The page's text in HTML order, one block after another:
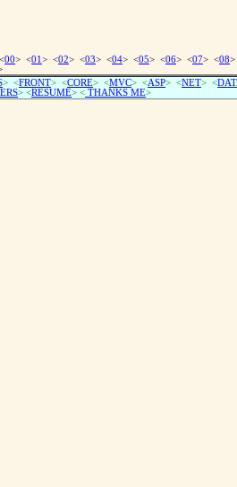
<00> <01> <02> <03> <04> <05> <06> <07> <08
> <FRONT> <CORE> <MVC> <ASP> <NET> <
> <RESUME> < THANKS ME>